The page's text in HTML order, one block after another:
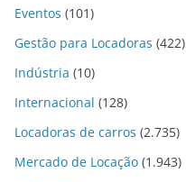
Eventos (101)
Gestão para Locadoras (422)
Indústria (10)
Internacional (128)
Locadoras de carros (2.735)
Mercado de Locação (1.943)